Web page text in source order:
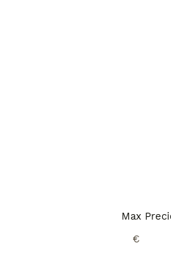
Max
€